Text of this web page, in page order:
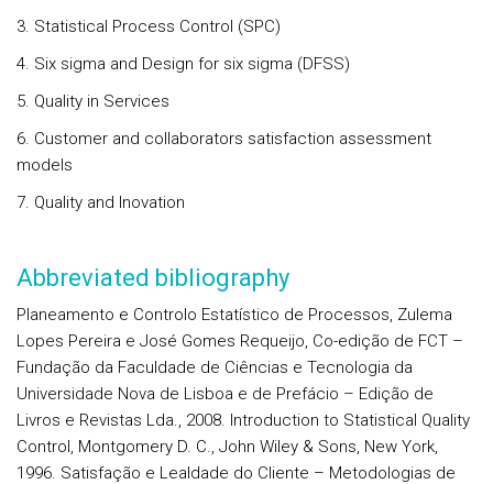
3. Statistical Process Control (SPC)
4. Six sigma and Design for six sigma (DFSS)
5. Quality in Services
6. Customer and collaborators satisfaction assessment
models
7. Quality and Inovation
Abbreviated bibliography
Planeamento e Controlo Estatístico de Processos, Zulema
Lopes Pereira e José Gomes Requeijo, Co-edição de FCT –
Fundação da Faculdade de Ciências e Tecnologia da
Universidade Nova de Lisboa e de Prefácio – Edição de
Livros e Revistas Lda., 2008. Introduction to Statistical Quality
Control, Montgomery D. C., John Wiley & Sons, New York,
1996. Satisfação e Lealdade do Cliente – Metodologias de